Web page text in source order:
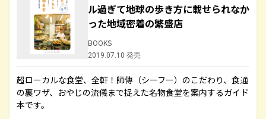
ル過ぎて地球の歩き方に載せられなか
った地域密着の繁盛店
BOOKS
2019.07.10 発売
超ローカルな食堂、全軒！師傳（シーフー）のこだわり、食通
の裏ワザ、おやじの流儀まで捉えた名物食堂を案内するガイド
本です。